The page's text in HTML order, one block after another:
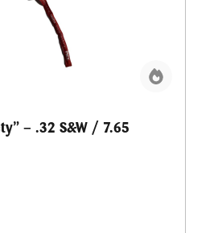
– .32 S&W / 7.65